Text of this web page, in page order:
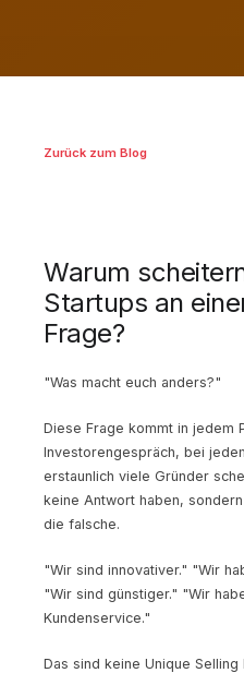
Zurück zum Blog
Warum
Startups an
Frage?
"Was macht euch anders?"
Diese Frage kommt in jedem
Investorengespräch, bei
erstaunlich viele Gründer
keine Antwort haben,
die falsche.
"Wir sind innovativer." "Wir
"Wir sind günstiger." "Wir
Kundenservice."
Das sind keine Unique